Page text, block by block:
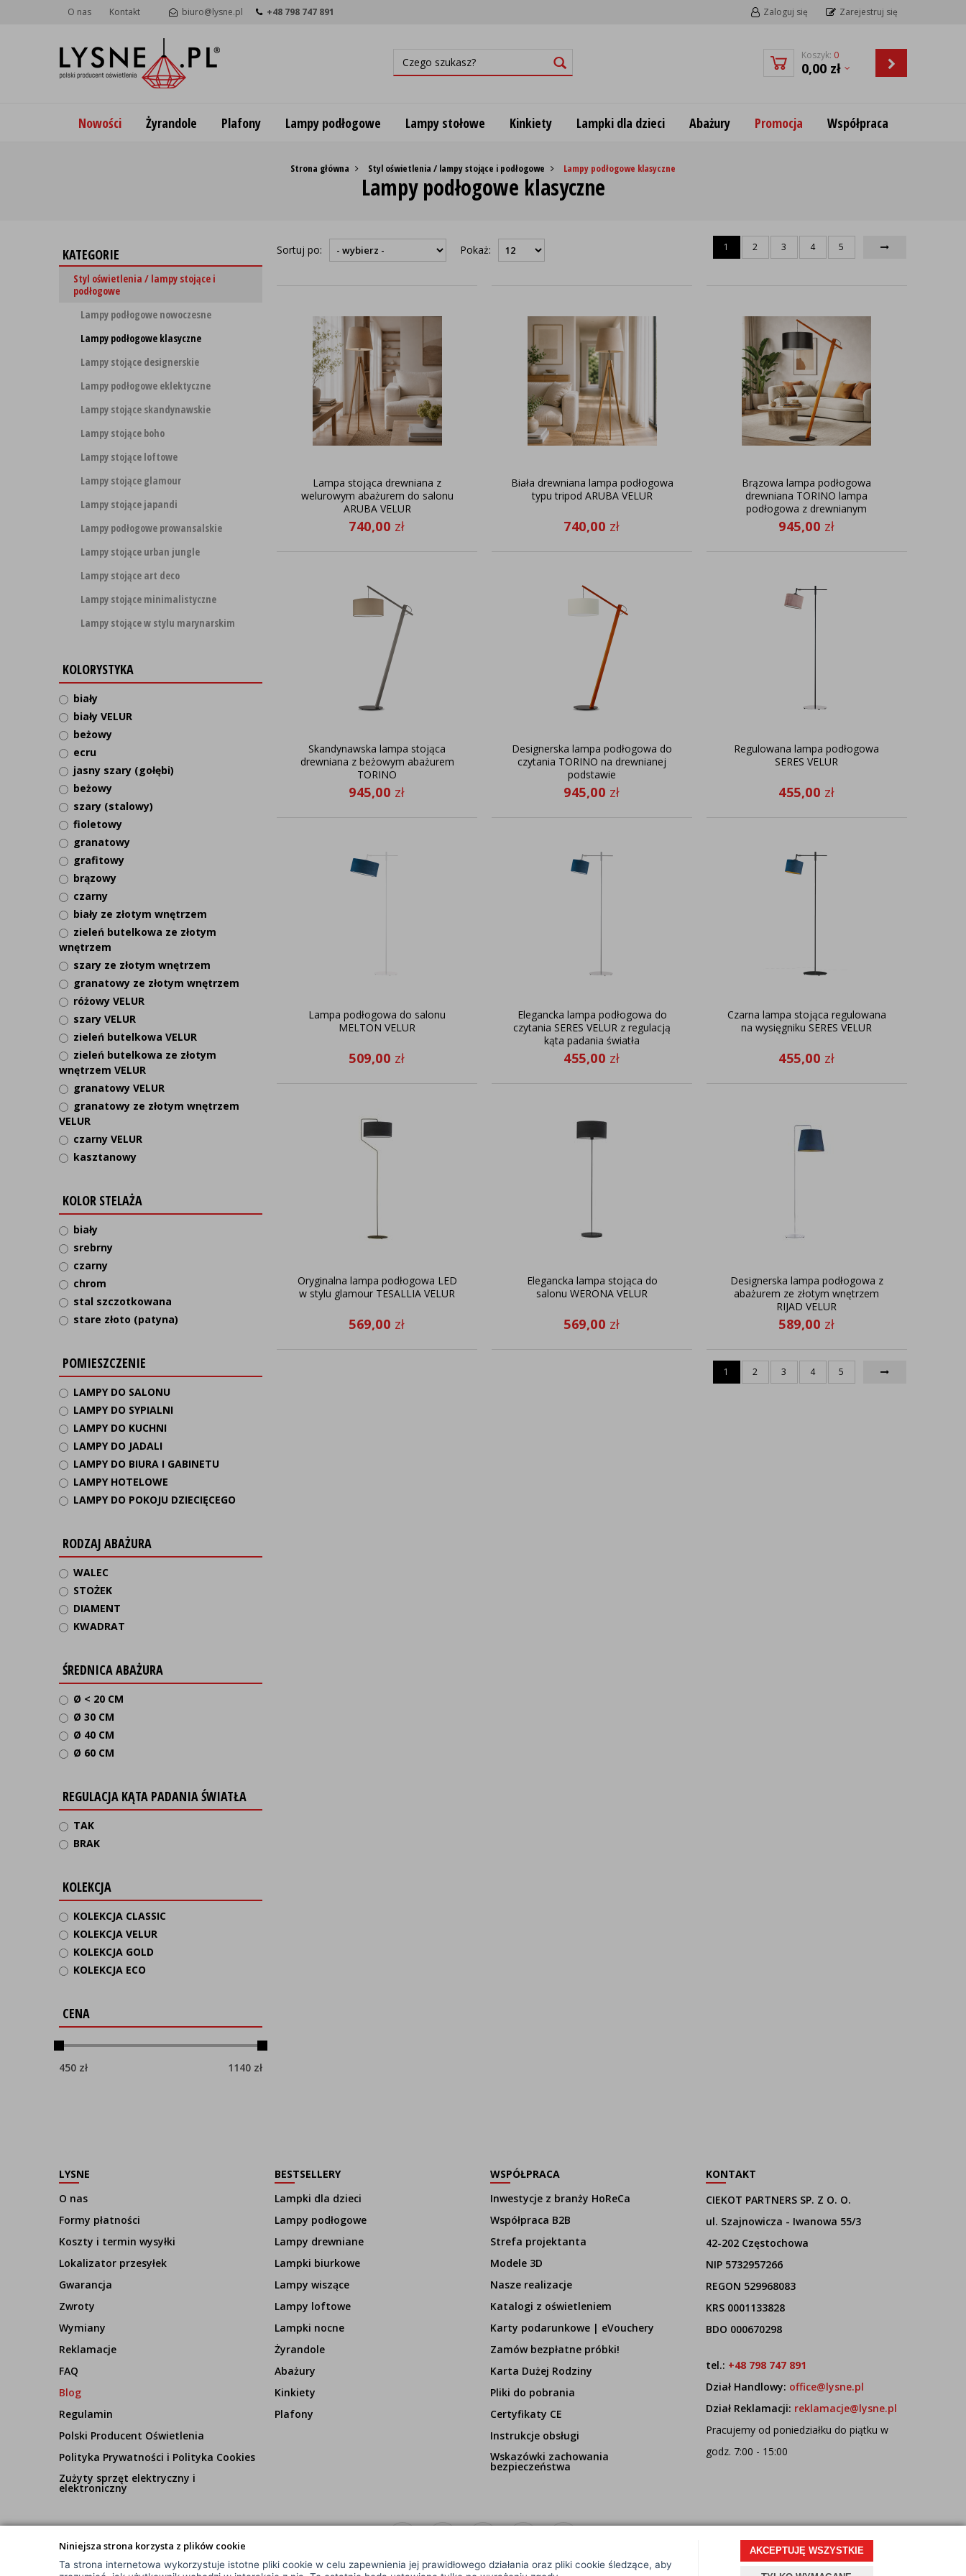
Niniejsza strona korzysta z plików cookie
Ta strona internetowa wykorzystuje istotne pliki cookie w celu zapewnienia jej prawidłowego działania oraz pliki cookie śledzące, aby
AKCEPTUJĘ WSZYSTKIE
O nas Kontakt biuro@lysne.pl +48 798 747 891 Zaloguj się Zarejestruj się
Koszyk: 0
0,00 zł
Nowości Żyrandole Plafony Lampy podłogowe Lampy stołowe Kinkiety Lampki dla dzieci Abażury Promocja Współpraca
Strona główna Styl oświetlenia / lampy stojące i podłogowe Lampy podłogowe klasyczne
Lampy podłogowe klasyczne
KATEGORIE
Styl oświetlenia / lampy stojące i
podłogowe
Lampy podłogowe nowoczesne
Lampy podłogowe klasyczne
Lampy stojące designerskie
Lampy podłogowe eklektyczne
Lampy stojące skandynawskie
Lampy stojące boho
Lampy stojące loftowe
Lampy stojące glamour
Lampy stojące japandi
Lampy podłogowe prowansalskie
Lampy stojące urban jungle
Lampy stojące art deco
Lampy stojące minimalistyczne
Lampy stojące w stylu marynarskim
KOLORYSTYKA
biały
biały VELUR
beżowy
ecru
jasny szary (gołębi)
beżowy
szary (stalowy)
fioletowy
granatowy
grafitowy
brązowy
czarny
biały ze złotym wnętrzem
zieleń butelkowa ze złotym
wnętrzem
szary ze złotym wnętrzem
granatowy ze złotym wnętrzem
różowy VELUR
szary VELUR
zieleń butelkowa VELUR
zieleń butelkowa ze złotym
wnętrzem VELUR
granatowy VELUR
granatowy ze złotym wnętrzem
VELUR
czarny VELUR
kasztanowy
KOLOR STELAŻA
biały
srebrny
czarny
chrom
stal szczotkowana
stare złoto (patyna)
POMIESZCZENIE
LAMPY DO SALONU
LAMPY DO SYPIALNI
LAMPY DO KUCHNI
LAMPY DO JADALI
LAMPY DO BIURA I GABINETU
LAMPY HOTELOWE
LAMPY DO POKOJU DZIECIĘCEGO
RODZAJ ABAŻURA
WALEC
STOŻEK
DIAMENT
KWADRAT
ŚREDNICA ABAŻURA
Ø < 20 CM
Ø 30 CM
Ø 40 CM
Ø 60 CM
REGULACJA KĄTA PADANIA ŚWIATŁA
TAK
BRAK
KOLEKCJA
KOLEKCJA CLASSIC
KOLEKCJA VELUR
KOLEKCJA GOLD
KOLEKCJA ECO
CENA
450 zł 1140 zł
Sortuj po: Pokaż: 1 2 3 4 5
Lampa stojąca drewniana z
welurowym abażurem do salonu
ARUBA VELUR
740,00 zł
Biała drewniana lampa podłogowa
typu tripod ARUBA VELUR
740,00 zł
Brązowa lampa podłogowa
drewniana TORINO lampa
podłogowa z drewnianym
stelażem
945,00 zł
Skandynawska lampa stojąca
drewniana z beżowym abażurem
TORINO
945,00 zł
Designerska lampa podłogowa do
czytania TORINO na drewnianej
podstawie
945,00 zł
Regulowana lampa podłogowa
SERES VELUR
455,00 zł
Lampa podłogowa do salonu
MELTON VELUR
509,00 zł
Elegancka lampa podłogowa do
czytania SERES VELUR z regulacją
kąta padania światła
455,00 zł
Czarna lampa stojąca regulowana
na wysięgniku SERES VELUR
455,00 zł
Oryginalna lampa podłogowa LED
w stylu glamour TESALLIA VELUR
569,00 zł
Elegancka lampa stojąca do
salonu WERONA VELUR
569,00 zł
Designerska lampa podłogowa z
abażurem ze złotym wnętrzem
RIJAD VELUR
589,00 zł
1 2 3 4 5
LYSNE
O nas
Formy płatności
Koszty i termin wysyłki
Lokalizator przesyłek
Gwarancja
Zwroty
Wymiany
Reklamacje
FAQ
Blog
Regulamin
Polski Producent Oświetlenia
Polityka Prywatności i Polityka Cookies
Zużyty sprzęt elektryczny i
elektroniczny
BESTSELLERY
Lampki dla dzieci
Lampy podłogowe
Lampy drewniane
Lampki biurkowe
Lampy wiszące
Lampy loftowe
Lampki nocne
Żyrandole
Abażury
Kinkiety
Plafony
WSPÓŁPRACA
Inwestycje z branży HoReCa
Współpraca B2B
Strefa projektanta
Modele 3D
Nasze realizacje
Katalogi z oświetleniem
Karty podarunkowe | eVouchery
Zamów bezpłatne próbki!
Karta Dużej Rodziny
Pliki do pobrania
Certyfikaty CE
Instrukcje obsługi
Wskazówki zachowania
bezpieczeństwa
KONTAKT
CIEKOT PARTNERS SP. Z O. O.
ul. Szajnowicza - Iwanowa 55/3
42-202 Częstochowa
NIP 5732957266
REGON 529968083
KRS 0001133828
BDO 000670298
tel.: +48 798 747 891
Dział Handlowy: office@lysne.pl
Dział Reklamacji: reklamacje@lysne.pl
Pracujemy od poniedziałku do piątku w
godz. 7:00 - 15:00
© Wszelkie Prawa Zastrzeżone